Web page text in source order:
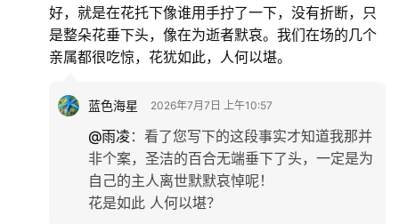
好，就是在花托下像谁用手拧了一下，没有折断，只
是整朵花垂下头，像在为逝者默哀。我们在场的几个
亲属都很吃惊，花犹如此，人何以堪。
蓝色海星 2026年7月7日 上午10:57
@雨凌 ： 看了您写下的这段事实才知道我那并
非个案，圣洁的百合无端垂下了头，一定是为
自己的主人离世默默哀悼呢！
花是如此 人何以堪？